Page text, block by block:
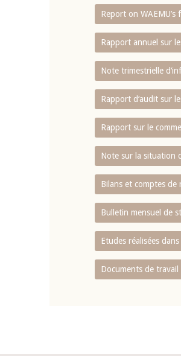
Report on
Rapport annuel sur
Note trimestrielle
Rapport d‘audit sur
Rapport sur le
Note sur la situation
Bilans et comptes de
Bulletin mensuel de
Etudes réalisées
Documents de travail